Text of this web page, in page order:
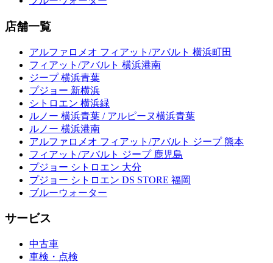
店舗一覧
アルファロメオ フィアット/アバルト 横浜町田
フィアット/アバルト 横浜港南
ジープ 横浜青葉
プジョー 新横浜
シトロエン 横浜緑
ルノー 横浜青葉 / アルピーヌ横浜青葉
ルノー 横浜港南
アルファロメオ フィアット/アバルト ジープ 熊本
フィアット/アバルト ジープ 鹿児島
プジョー シトロエン 大分
プジョー シトロエン DS STORE 福岡
ブルーウォーター
サービス
中古車
車検・点検